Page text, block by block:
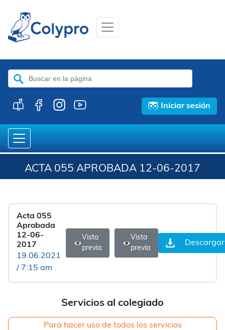
Buscar:
Iniciar sesión
ACTA 055 APROBADA 12-06-2017
Servicios al colegiado
Para hacer uso de todos los servicios
Acta 055
Aprobada
12-06-
2017
19.06.2021
/ 7:15 am
Vista
previa
Vista
previa
Descargar